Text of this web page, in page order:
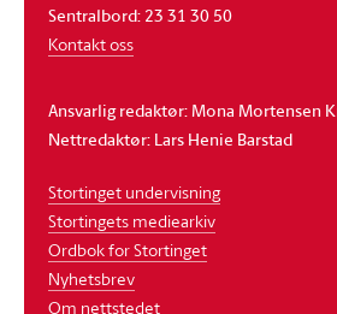
Sentralbord: 23 31 30 50
Kontakt oss
Ansvarlig redaktør: Mona Mortensen
Nettredaktør: Lars Henie Barstad
Stortinget undervisning
Stortingets mediearkiv
Ordbok for Stortinget
Nyhetsbrev
Om nettstedet